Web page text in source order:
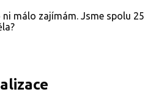
ni málo zajímám. Jsme spolu 25